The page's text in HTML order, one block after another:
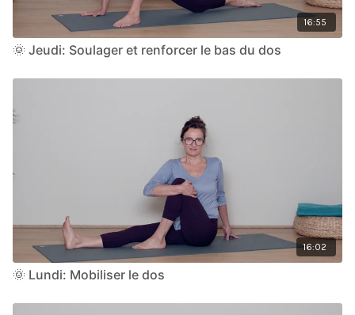
16:55
🌞 Jeudi: Soulager et renforcer le bas du dos
16:02
🌞 Lundi: Mobiliser le dos